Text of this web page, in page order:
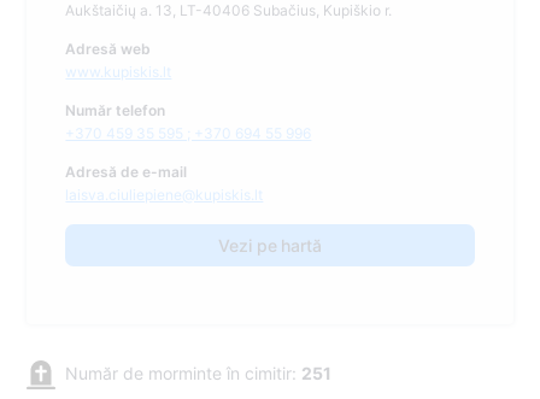
Aukštaičių a. 13, LT-40406 Subačius, Kupiškio r.
Adresă web
www.kupiskis.lt
Număr telefon
+370 459 35 595 ; +370 694 55 996
Adresă de e-mail
laisva.ciuliepiene@kupiskis.lt
Vezi pe hartă
Număr de morminte în cimitir: 251